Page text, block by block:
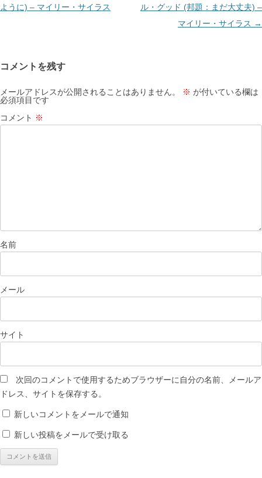
ビ
ョ
ン
ように) – マイリー・サイラス
ル・グッド (邦題：まだ大丈夫) –
マイリー・サイラス →
コメントを残す
メールアドレスが公開されることはありません。 ※ が付いている欄は
必須項目です
コメント ※
名前
メール
サイト
次回のコメントで使用するためブラウザーに自分の名前、メールア
ドレス、サイトを保存する。
新しいコメントをメールで通知
新しい投稿をメールで受け取る